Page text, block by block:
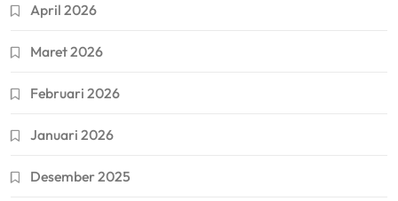
April 2026
Maret 2026
Februari 2026
Januari 2026
Desember 2025